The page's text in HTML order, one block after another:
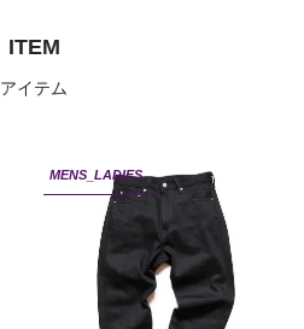
ITEM
アイテム
MENS_LADIES